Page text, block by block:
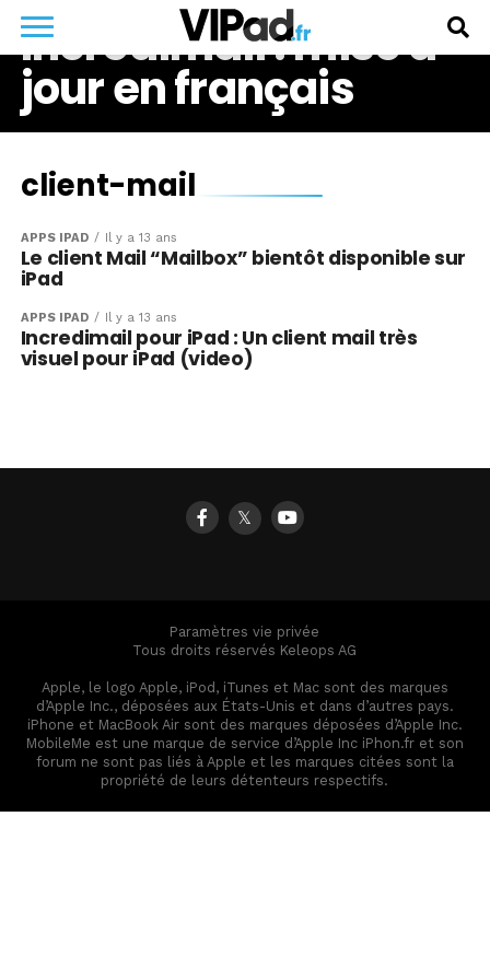
Incredimail : mise à
jour en français
client-mail
APPS IPAD Il y a 13 ans
Le client Mail “Mailbox” bientôt disponible sur
iPad
APPS IPAD Il y a 13 ans
Incredimail pour iPad : Un client mail très
visuel pour iPad (video)
𝕏
Paramètres vie privée
Tous droits réservés Keleops AG
Apple, le logo Apple, iPod, iTunes et Mac sont des marques
d’Apple Inc., déposées aux États-Unis et dans d’autres pays.
iPhone et MacBook Air sont des marques déposées d’Apple Inc.
MobileMe est une marque de service d’Apple Inc iPhon.fr et son
forum ne sont pas liés à Apple et les marques citées sont la
propriété de leurs détenteurs respectifs.